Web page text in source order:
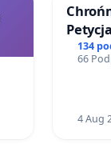
134
66
4 Aug